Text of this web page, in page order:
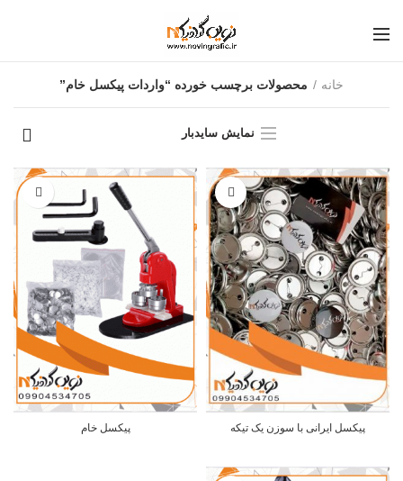
خانه محصولات برچسب خورده “واردات پیکسل خام”
نمایش سایدبار
پیکسل ایرانی با سوزن یک تیکه پیکسل خام